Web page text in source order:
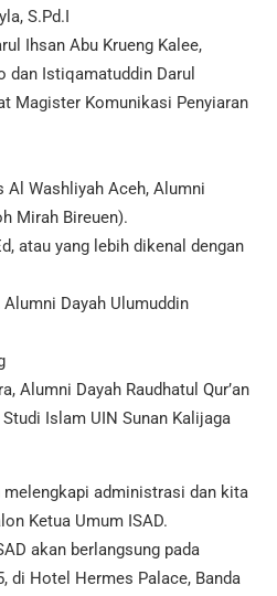
S.Pd.I
Ihsan Abu Krueng Kalee,
dan Istiqamatuddin Darul
Magister Komunikasi Penyiaran
Al Washliyah Aceh, Alumni
Mirah Bireuen).
atau yang lebih dikenal dengan
Dayah Ulumuddin
Alumni Dayah Raudhatul Qur’an
Islam UIN Sunan Kalijaga
melengkapi administrasi dan kita
Ketua Umum ISAD.
akan berlangsung pada
di Hotel Hermes Palace, Banda